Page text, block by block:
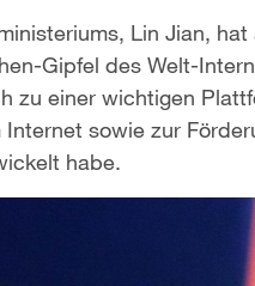
Lin Jian,
Gipfel des Welt-
zu einer wichtigen
sowie zur
habe.